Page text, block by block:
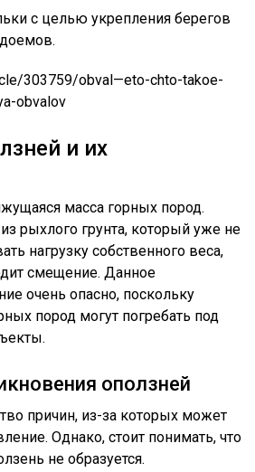
с целью укрепления берегов
303759/obval—eto-chto-takoe-
obvalov
и их
масса горных пород.
рыхлого грунта, который уже не
нагрузку собственного веса,
смещение. Данное
очень опасно, поскольку
пород могут погребать под
оползней
причин, из-за которых может
Однако, стоит понимать, что
не образуется.